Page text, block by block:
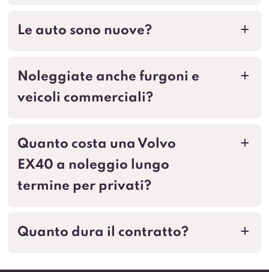
a
Le auto sono nuove?
a
Noleggiate anche furgoni e
veicoli commerciali?
a
Quanto costa una Volvo
EX40 a noleggio lungo
termine per privati?
a
Quanto dura il contratto?